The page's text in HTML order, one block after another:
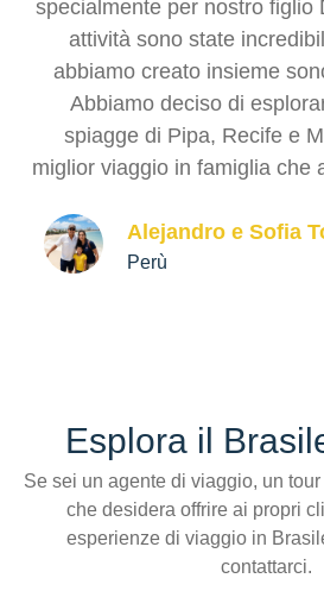
specialmente per nostro figlio
attività sono state
abbiamo creato insieme
Abbiamo deciso di
spiagge di Pipa, Recife e
miglior viaggio in famiglia che
Alejandro e Sofia
Perù
Esplora il
Se sei un agente di viaggio, un
che desidera offrire ai propri
esperienze di viaggio in
contattarci.